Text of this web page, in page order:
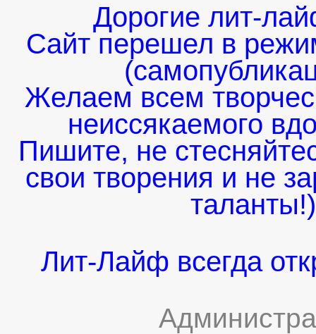
Дорогие лит-
Сайт перешел в
Желаем всем
неиссякаемого
Пишите, не
свои творения и не
Лит-Лайф всегда